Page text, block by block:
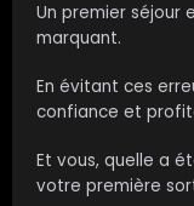
Un premier séjour
marquant.
En évitant ces
confiance et
Et vous, quelle a
votre première